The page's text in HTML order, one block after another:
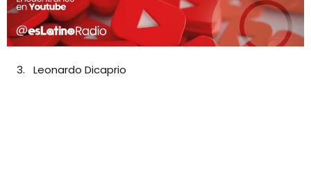
Leonardo Dicaprio